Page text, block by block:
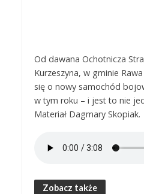
Od dawana Ochotnicza
Kurzeszyna, w gminie
się o nowy samochód
w tym roku – i jest to nie
Materiał Dagmary Skopiak.
Zobacz także